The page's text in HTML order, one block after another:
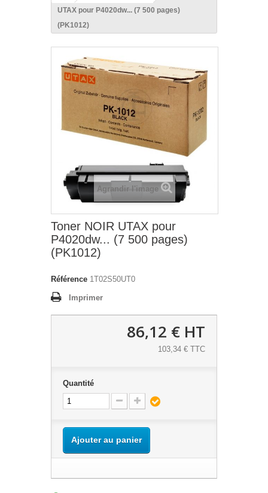
UTAX pour P4020dw... (7 500 pages)
(PK1012)
Agrandir l'image
Toner NOIR UTAX pour
P4020dw... (7 500 pages)
(PK1012)
Référence 1T02S50UT0
Imprimer
86,12 € HT
103,34 € TTC
Quantité
Ajouter au panier